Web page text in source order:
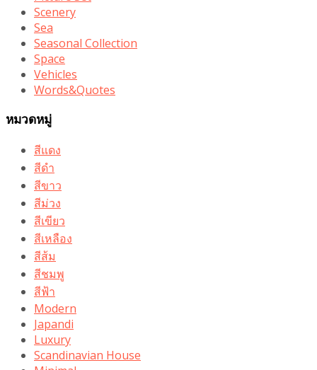
Scenery
Sea
Seasonal Collection
Space
Vehicles
Words&Quotes
หมวดหมู่
สีแดง
สีดำ
สีขาว
สีม่วง
สีเขียว
สีเหลือง
สีส้ม
สีชมพู
สีฟ้า
Modern
Japandi
Luxury
Scandinavian House